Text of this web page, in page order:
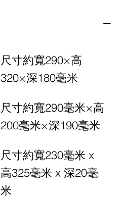
尺寸約寬290×高
320×深180毫米
尺寸約寬290毫米×高
200毫米×深190毫米
尺寸約寬230毫米 x
高325毫米 x 深20毫
米